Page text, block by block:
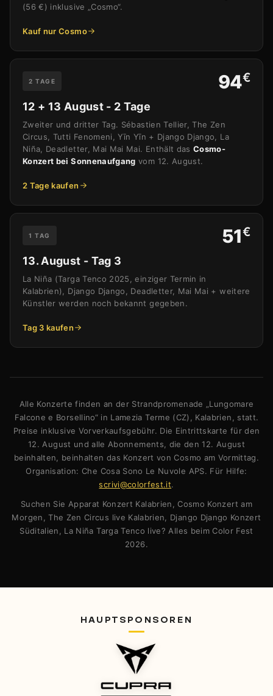
(56 €) inklusive „Cosmo“.
Kauf nur Cosmo
2 TAGE 94€
12 + 13 August - 2 Tage
Zweiter und dritter Tag. Sébastien Tellier, The Zen
Circus, Tutti Fenomeni, Yīn Yīn + Django Django, La
Niña, Deadletter, Mai Mai Mai. Enthält dasCosmo-
Konzert bei Sonnenaufgang vom 12. August.
2 Tage kaufen
1 TAG 51€
13. August - Tag 3
La Niña (Targa Tenco 2025, einziger Termin in
Kalabrien), Django Django, Deadletter, Mai Mai + weitere
Künstler werden noch bekannt gegeben.
Tag 3 kaufen
Alle Konzerte finden an der Strandpromenade „Lungomare
Falcone e Borsellino“ in Lamezia Terme (CZ), Kalabrien, statt.
Preise inklusive Vorverkaufsgebühr. Die Eintrittskarte für den
12. August und alle Abonnements, die den 12. August
beinhalten, beinhalten das Konzert von Cosmo am Vormittag.
Organisation: Che Cosa Sono Le Nuvole APS. Für Hilfe:
scrivi@colorfest.it.
Suchen Sie Apparat Konzert Kalabrien, Cosmo Konzert am
Morgen, The Zen Circus live Kalabrien, Django Django Konzert
Süditalien, La Niña Targa Tenco live? Alles beim Color Fest
2026.
HAUPTSPONSOREN